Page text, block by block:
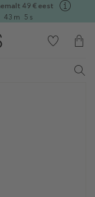
49 € eest
43 m 5 s